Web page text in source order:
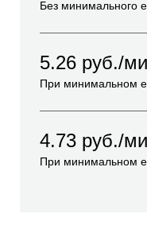
Без минимального
5.26 руб./
При минимальном
4.73 руб./
При минимальном